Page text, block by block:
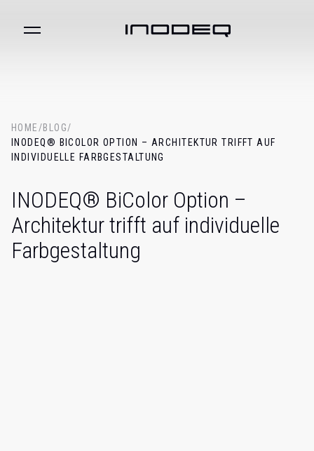
HOME /BLOG/
INODEQ® BICOLOR OPTION – ARCHITEKTUR TRIFFT AUF
INDIVIDUELLE FARBGESTALTUNG
INODEQ® BiColor Option –
Architektur trifft auf individuelle
Farbgestaltung